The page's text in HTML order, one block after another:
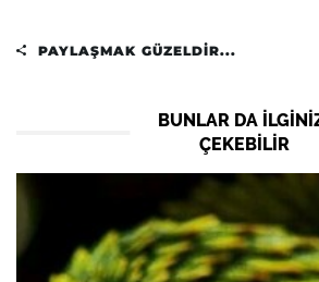
PAYLAŞMAK GÜZELDIR...
BUNLAR DA
ÇEKEBILIR